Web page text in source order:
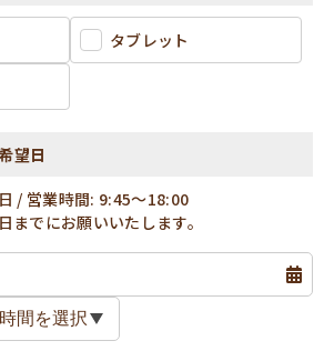
タブレット
望日
/ 営業時間: 9:45～18:00
でにお願いいたします。